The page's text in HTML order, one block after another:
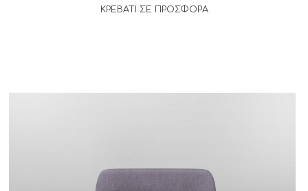
ΚΡΕΒΑΤΙ ΣΕ ΠΡΟΣΦΟΡΑ